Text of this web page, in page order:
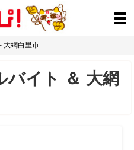
- 大網白里市
バイト ＆ 大網